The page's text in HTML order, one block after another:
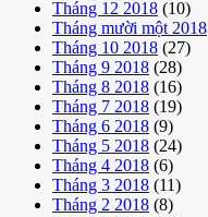
Tháng 12 2018 (10)
Tháng mười một 2018
Tháng 10 2018 (27)
Tháng 9 2018 (28)
Tháng 8 2018 (16)
Tháng 7 2018 (19)
Tháng 6 2018 (9)
Tháng 5 2018 (24)
Tháng 4 2018 (6)
Tháng 3 2018 (11)
Tháng 2 2018 (8)